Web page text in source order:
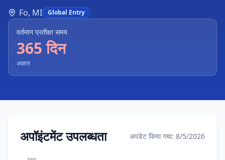
Fo, MI Global Entry
वर्तमान प्रतीक्षा समय
365 दिन
अज्ञात
अपॉइंटमेंट उपलब्धता अपडेट किया गया: 8/5/2026